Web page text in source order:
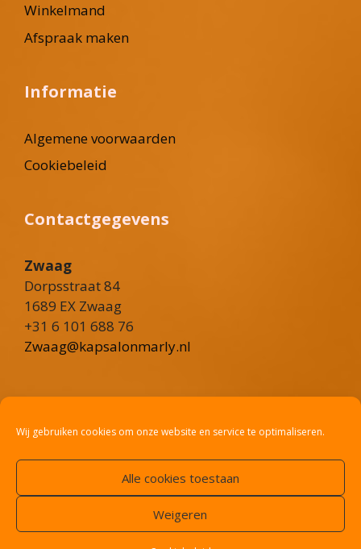
Wij gebruiken cookies om onze website en service te optimaliseren.
Alle cookies toestaan
Weigeren
Winkelmand
Afspraak maken
Informatie
Algemene voorwaarden
Cookiebeleid
Contactgegevens
Zwaag
Dorpsstraat 84
1689 EX Zwaag
+31 6 101 688 76
Zwaag@kapsalonmarly.nl
Rustenburgerweg 101
Heerhugowaard@kapsalonmarly.nl